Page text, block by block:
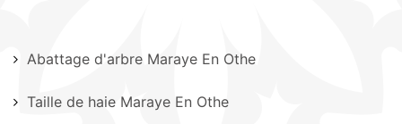
Abattage d'arbre Maraye En Othe
Taille de haie Maraye En Othe